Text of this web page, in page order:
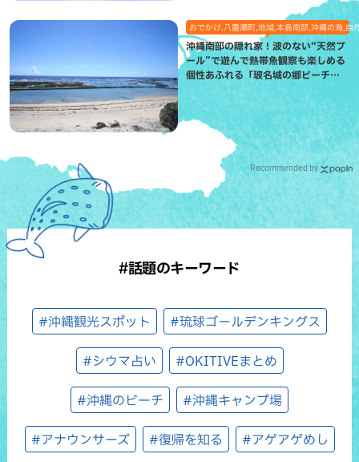
おでかけ,八重瀬町,地域,本島南部,沖縄の海,自
沖縄南部の隠れ家！波のない“天然プ
ール”で遊んで熱帯魚観察も楽しめる
個性あふれる「玻名城の郷ビーチ」
（八重瀬町）
Recommended by
#話題のキーワード
#沖縄観光スポット #琉球ゴールデンキングス
#シウマ占い #OKITIVEまとめ
#沖縄のビーチ #沖縄キャンプ場
#アナウンサーズ #復帰を知る #アゲアゲめし